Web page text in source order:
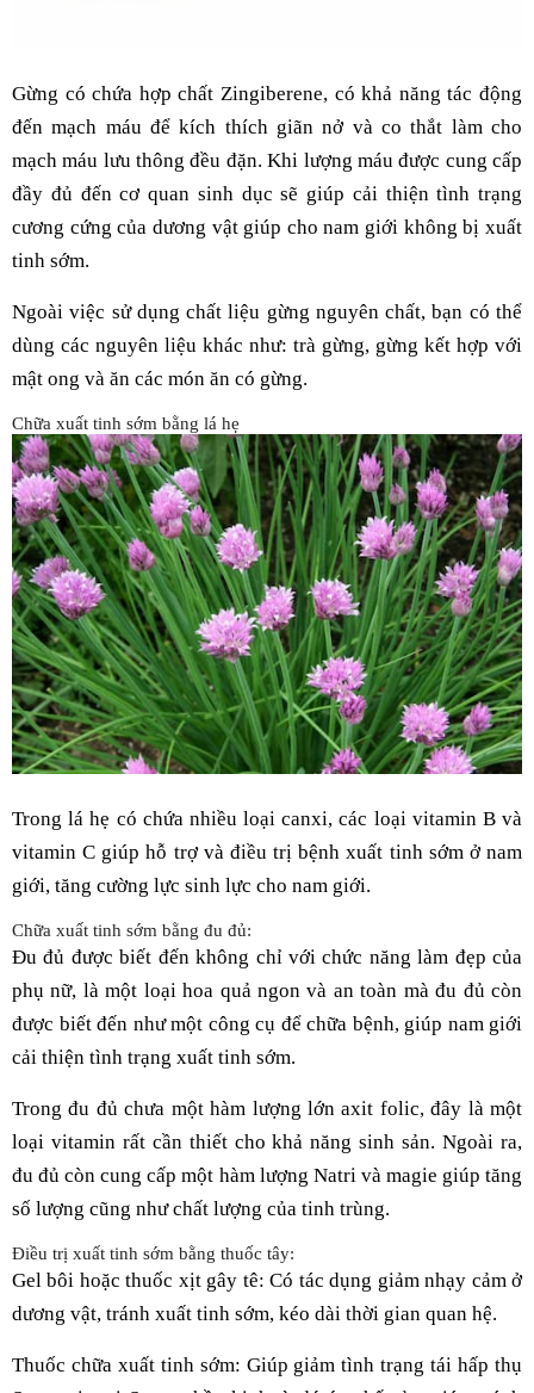
Gừng có chứa hợp chất Zingiberene, có khả năng tác động
đến mạch máu để kích thích giãn nở và co thắt làm cho
mạch máu lưu thông đều đặn. Khi lượng máu được cung cấp
đầy đủ đến cơ quan sinh dục sẽ giúp cải thiện tình trạng
cương cứng của dương vật giúp cho nam giới không bị xuất
tinh sớm.
Ngoài việc sử dụng chất liệu gừng nguyên chất, bạn có thể
dùng các nguyên liệu khác như: trà gừng, gừng kết hợp với
mật ong và ăn các món ăn có gừng.
Chữa xuất tinh sớm bằng lá hẹ
Trong lá hẹ có chứa nhiều loại canxi, các loại vitamin B và
vitamin C giúp hỗ trợ và điều trị bệnh xuất tinh sớm ở nam
giới, tăng cường lực sinh lực cho nam giới.
Chữa xuất tinh sớm bằng đu đủ:
Đu đủ được biết đến không chỉ với chức năng làm đẹp của
phụ nữ, là một loại hoa quả ngon và an toàn mà đu đủ còn
được biết đến như một công cụ để chữa bệnh, giúp nam giới
cải thiện tình trạng xuất tinh sớm.
Trong đu đủ chưa một hàm lượng lớn axit folic, đây là một
loại vitamin rất cần thiết cho khả năng sinh sản. Ngoài ra,
đu đủ còn cung cấp một hàm lượng Natri và magie giúp tăng
số lượng cũng như chất lượng của tinh trùng.
Điều trị xuất tinh sớm bằng thuốc tây:
Gel bôi hoặc thuốc xịt gây tê: Có tác dụng giảm nhạy cảm ở
dương vật, tránh xuất tinh sớm, kéo dài thời gian quan hệ.
Thuốc chữa xuất tinh sớm: Giúp giảm tình trạng tái hấp thụ